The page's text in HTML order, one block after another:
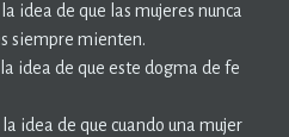
idea de que las mujeres nunca
siempre mienten.
idea de que este dogma de fe
idea de que cuando una mujer